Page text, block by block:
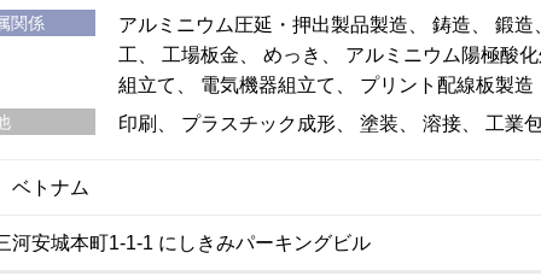
関係 アルミニウム圧延・押出製品製造 鋳造
鍛造
工
工場板金 めっき
アルミニウム陽極酸
組立て
電気機器組立て プリント配線板製造
印刷 プラスチック成形 塗装 溶接 工業
ベトナム
河安城本町1-1-1 にしきみパーキングビル